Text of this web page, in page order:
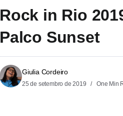
Rock in Rio
Palco Sunset
Giulia Cordeiro
25 de setembro de 2019 One Min